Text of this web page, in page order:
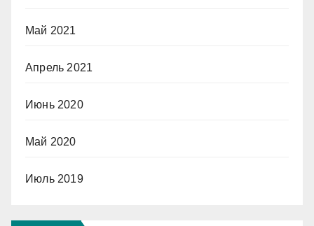
Май 2021
Апрель 2021
Июнь 2020
Май 2020
Июль 2019